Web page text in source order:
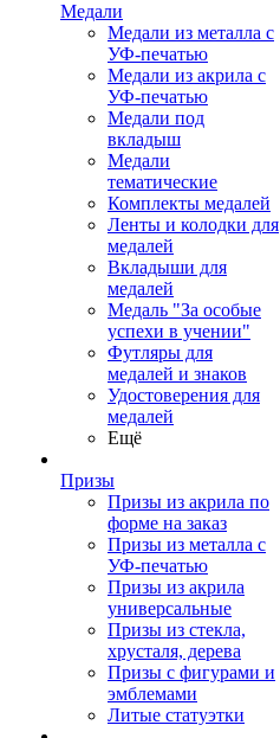
Медали
Медали из металла с
УФ-печатью
Медали из акрила с
УФ-печатью
Медали под
вкладыш
Медали
тематические
Комплекты медалей
Ленты и колодки для
медалей
Вкладыши для
медалей
Медаль "За особые
успехи в учении"
Футляры для
медалей и знаков
Удостоверения для
медалей
Ещё
Призы
Призы из акрила по
форме на заказ
Призы из металла с
УФ-печатью
Призы из акрила
универсальные
Призы из стекла,
хрусталя, дерева
Призы с фигурами и
эмблемами
Литые статуэтки